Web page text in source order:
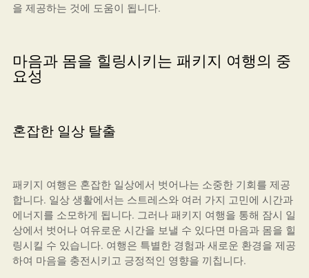
을 제공하는 것에 도움이 됩니다.
마음과 몸을 힐링시키는 패키지 여행의 중
요성
혼잡한 일상 탈출
패키지 여행은 혼잡한 일상에서 벗어나는 소중한 기회를 제공
합니다. 일상 생활에서는 스트레스와 여러 가지 고민에 시간과
에너지를 소모하게 됩니다. 그러나 패키지 여행을 통해 잠시 일
상에서 벗어나 여유로운 시간을 보낼 수 있다면 마음과 몸을 힐
링시킬 수 있습니다. 여행은 특별한 경험과 새로운 환경을 제공
하여 마음을 충전시키고 긍정적인 영향을 끼칩니다.